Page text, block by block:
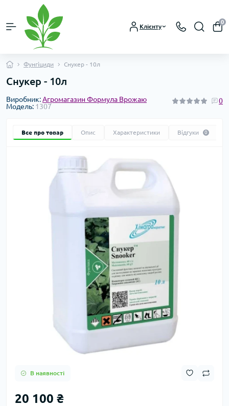
Клієнту
0
Фунгіциди Снукер - 10л
Снукер - 10л
Виробник:Агромагазин Формула Врожаю
Модель: 1307
0
Все про товар Опис Характеристики Відгуки 0
В наявності
20 100 ₴